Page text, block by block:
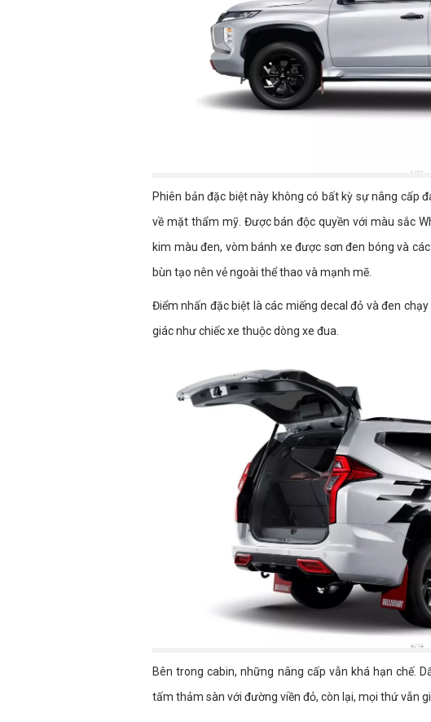
Phiên bản đặc biệt này không có bất kỳ sự nâng cấp
về mặt thẩm mỹ. Được bán độc quyền với màu sắc
kim màu đen, vòm bánh xe được sơn đen bóng và
bùn tạo nên vẻ ngoài thể thao và mạnh mẽ.
Điểm nhấn đặc biệt là các miếng decal đỏ và đen
giác như chiếc xe thuộc dòng xe đua.
Bên trong cabin, những nâng cấp vẫn khá hạn chế.
tấm thảm sàn với đường viền đỏ, còn lại, mọi thứ vẫn